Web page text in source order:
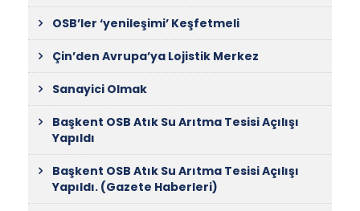
OSB’ler ‘yenileşimi’ Keşfetmeli
Çin’den Avrupa’ya Lojistik Merkez
Sanayici Olmak
Başkent OSB Atık Su Arıtma Tesisi Açılışı
Yapıldı
Başkent OSB Atık Su Arıtma Tesisi Açılışı
Yapıldı. (Gazete Haberleri)